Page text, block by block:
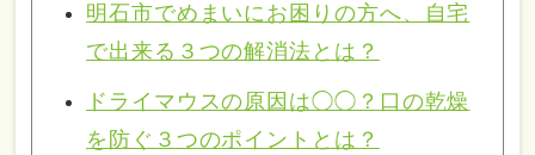
明石市でめまいにお困りの方へ、自宅
で出来る３つの解消法とは？
ドライマウスの原因は◯◯？口の乾燥
を防ぐ３つのポイントとは？